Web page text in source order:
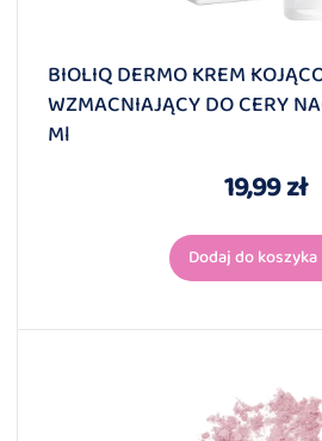
BIOLIQ DERMO KREM
WZMACNIAJĄCY DO CERY
Ml
19,99 zł
Dodaj do koszyka